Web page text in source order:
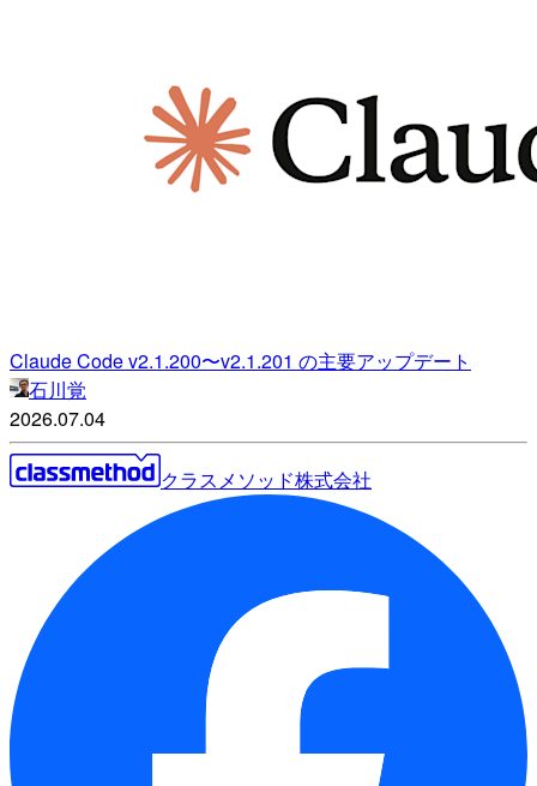
Claude Code v2.1.200〜v2.1.201 の主要アップデート
石川覚
2026.07.04
クラスメソッド株式会社